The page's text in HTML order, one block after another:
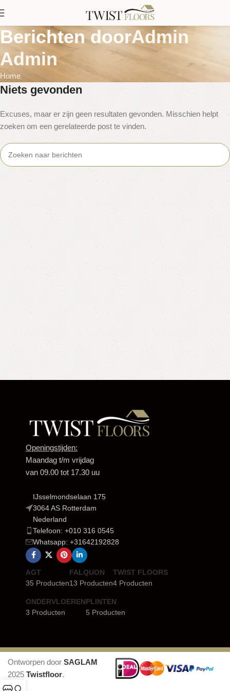
Berichten doorAdmin
Admin
Home
Niets gevonden
Excuses, maar er zijn geen resultaten gevonden. Misschien helpt
zoeken om een gerelateerde post te vinden.
Openingstijden:
Maandag t/m vrijdag
van 09.00 tot 17.30 uu
IJsselmondselaan 175
3064 AS Rotterdam
Nederland
Telefoon: +010 316 0545
Whatsapp: +31642192828
AGT
35 Producten
FALQUON
13 Producten
TWIST FLOORS
4 Producten
ONDERVLOEREN
3 Producten
PLINTEN
5 Producten
Ontworpen door SAGLAM
2025 Twistfloor.